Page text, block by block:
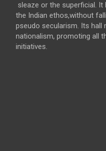
sleaze or the superficial.
the Indian ethos,without
pseudo secularism. Its hall
nationalism, promoting all
initiatives.